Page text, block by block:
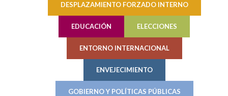
DESPLAZAMIENTO FORZADO INTERNO
EDUCACIÓN ELECCIONES
ENTORNO INTERNACIONAL
ENVEJECIMIENTO
GOBIERNO Y POLÍTICAS PÚBLICAS